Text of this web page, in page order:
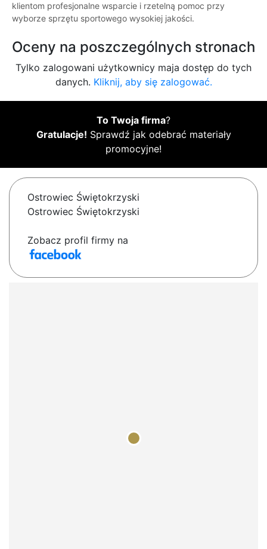
klientom profesjonalne wsparcie i rzetelną pomoc przy
wyborze sprzętu sportowego wysokiej jakości.
Oceny na poszczególnych stronach
Tylko zalogowani użytkownicy maja dostęp do tych
danych. Kliknij, aby się zalogować.
To Twoja firma?
Gratulacje! Sprawdź jak odebrać materiały
promocyjne!
Ostrowiec Świętokrzyski
Ostrowiec Świętokrzyski
Zobacz profil firmy na